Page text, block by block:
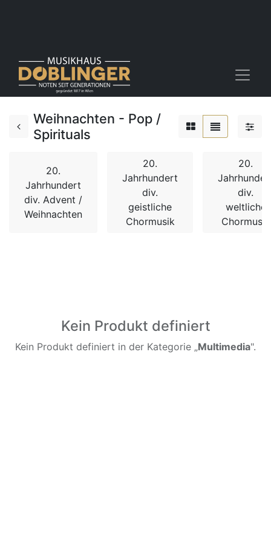
Weihnachten - Pop /
Spirituals
20.
Jahrhundert
div. Advent /
Weihnachten
20.
Jahrhundert
div.
geistliche
Chormusik
20.
div.
weltliche
Chormusik
Kein Produkt definiert
Kein Produkt definiert in der Kategorie „Multimedia".